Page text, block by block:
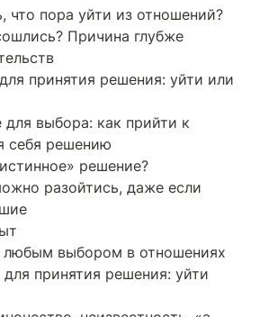
что пора уйти из отношений?
Причина глубже
принятия решения: уйти или
выбора: как прийти к
себя решению
решение?
разойтись, даже если
любым выбором в отношениях
принятия решения: уйти